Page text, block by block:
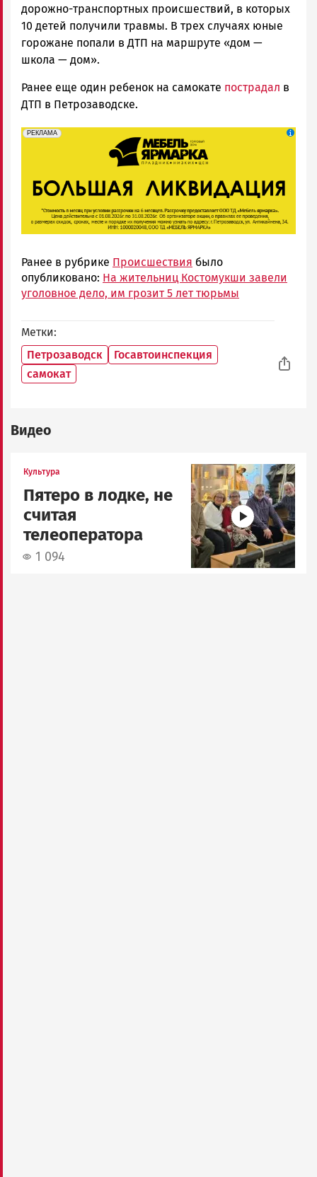
дорожно-транспортных происшествий, в которых
10 детей получили травмы. В трех случаях юные
горожане попали в ДТП на маршруте «дом —
школа — дом».
Ранее еще один ребенок на самокате пострадал в
ДТП в Петрозаводске.
erid: 2SDnjeFymr3
РЕКЛАМА
Реклама
Ранее в рубрике Происшествия было
опубликовано: На жительниц Костомукши завели
уголовное дело, им грозит 5 лет тюрьмы
Метки
Петрозаводск
Госавтоинспекция
самокат
Видео
Культура
Пятеро в лодке, не
считая
телеоператора
1 094
Image